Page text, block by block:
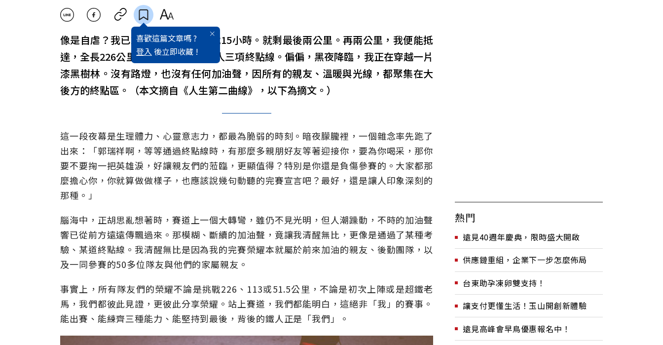
喜歡這篇文章嗎 ?
登入 後立即收藏 !
像是自虐？我已於賽道上，連續拚戰15小時。就剩最後兩公里。再兩公里，我便能抵
達，全長226公里，這瘋狂的超級鐵人三項終點線。偏偏，黑夜降臨，我正在穿越一片
漆黑樹林。沒有路燈，也沒有任何加油聲，因所有的親友、溫暖與光線，都聚集在大
後方的終點區。（本文摘自《人生第二曲線》，以下為摘文。）
這一段夜幕是生理體力、心靈意志力，都最為脆弱的時刻。暗夜朦朧裡，一個雜念率先跑了
出來：「郭瑞祥啊，等等通過終點線時，有那麼多親朋好友等著迎接你，要為你喝采，那你
要不要掬一把英雄淚，好讓親友們的蒞臨，更顯值得？特別是你還是負傷參賽的。大家都那
麼擔心你，你就算做做樣子，也應該說幾句動聽的完賽宣言吧？最好，還是讓人印象深刻的
那種。」
腦海中，正胡思亂想著時，賽道上一個大轉彎，雖仍不見光明，但人潮躁動，不時的加油聲
響已從前方遠遠傳飄過來。那模糊、斷續的加油聲，竟讓我清醒無比，更像是通過了某種考
驗、某道終點線。我清醒無比是因為我的完賽榮耀本就屬於前來加油的親友、後勤團隊，以
及一同參賽的50多位隊友與他們的家屬親友。
事實上，所有隊友們的榮耀不論是挑戰226、113或51.5公里，不論是初次上陣或是超鐵老
馬，我們都彼此見證，更彼此分享榮耀。站上賽道，我們都能明白，這絕非「我」的賽事。
能出賽、能練齊三種能力、能堅持到最後，背後的鐵人正是「我們」。
熱門
遠見40週年慶典，限時盛大開啟
供應鏈重組，企業下一步怎麼佈局
台東助孕凍卵雙支持！
讓支付更懂生活！玉山開創新體驗
遠見高峰會早鳥優惠報名中！